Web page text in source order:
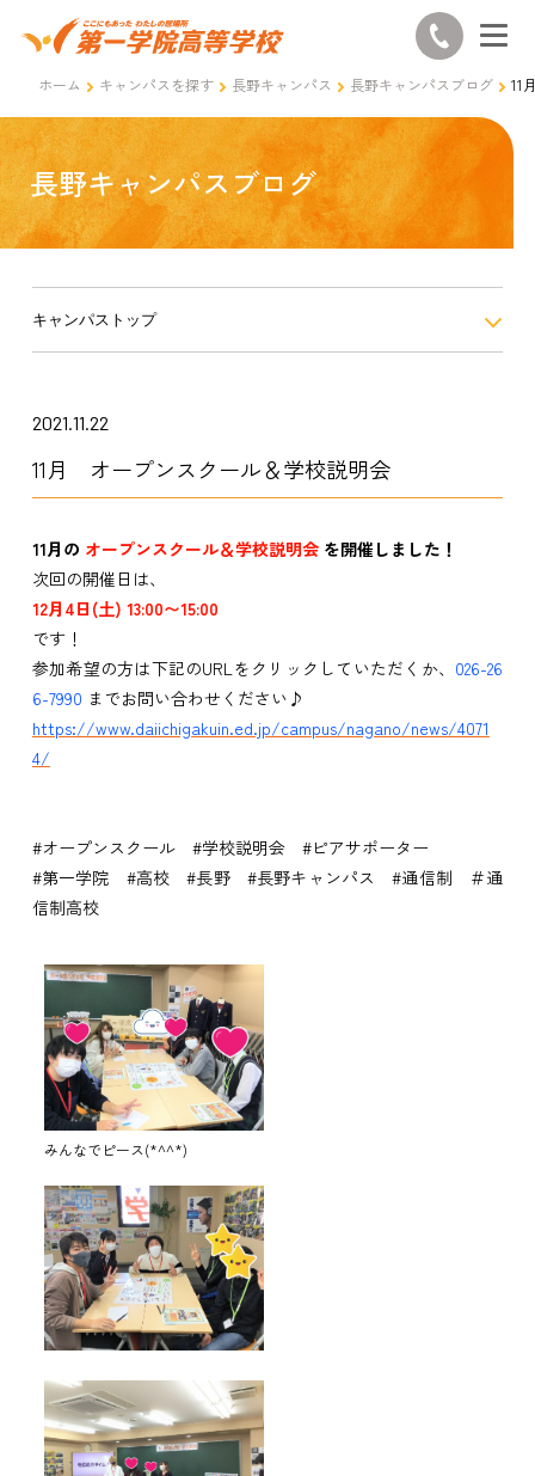
ホーム キャンパスを探す 長野キャンパス 長野キャンパスブログ 11
長野キャンパスブログ
キャンパストップ
2021.11.22
11月 オープンスクール＆学校説明会
11月の オープンスクール＆学校説明会を開催しました！
次回の開催日は、
12月4日(土) 13:00〜15:00
です！
参加希望の方は下記のURLをクリックしていただくか、 026-26
6-7990 までお問い合わせください♪
https://www.daiichigakuin.ed.jp/campus/nagano/news/4071
4/
#オープンスクール #学校説明会 #ピアサポーター
#第一学院 #高校 #長野 #長野キャンパス #通信制 ＃通
信制高校
みんなでピース(*^^*)